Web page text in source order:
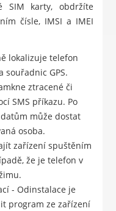
SIM karty, obdržíte
čísle, IMSI a IMEI
lokalizuje telefon
souřadnic GPS.
ztracené či
SMS příkazu. Po
může dostat
osoba.
zařízení spuštěním
že je telefon v
- Odinstalace je
program ze zařízení